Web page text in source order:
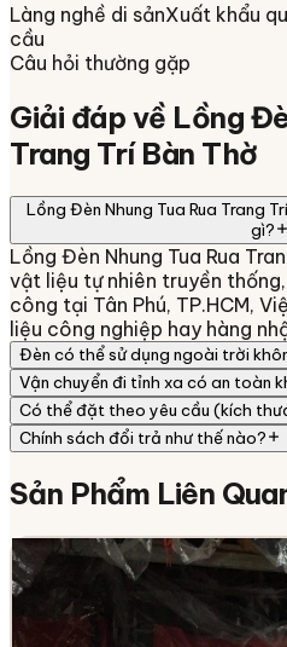
Làng nghề di sảnXuất khẩu
cầu
Câu hỏi thường gặp
Giải đáp về Lồng
Trang Trí Bàn Thờ
Lồng Đèn Nhung Tua Rua Trang
gì?
Lồng Đèn Nhung Tua Rua
vật liệu tự nhiên truyền
công tại Tân Phú, TP.HCM,
liệu công nghiệp hay hàng
Đèn có thể sử dụng ngoài trời
Vận chuyển đi tỉnh xa có an toàn
Có thể đặt theo yêu cầu (kích
Chính sách đổi trả như thế nào?
Sản Phẩm Liên